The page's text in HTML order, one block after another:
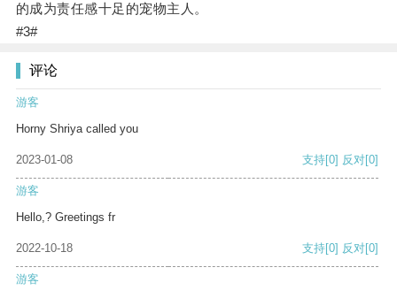
的成为责任感十足的宠物主人。
#3#
评论
游客
Horny Shriya called you
2023-01-08 支持[0] 反对[0]
游客
Hello,? Greetings fr
2022-10-18 支持[0] 反对[0]
游客